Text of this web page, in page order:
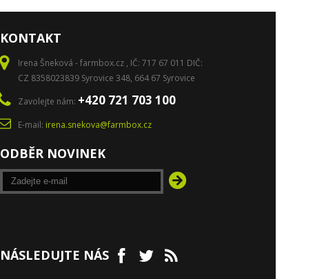
KONTAKT
Irena Šneková - farmbox.cz , IČ: 717 67 011 DIČ:
CZ 8358023839 Syrovice 348, 664 67 Syrovice
Zavolejte nám: +420 721 703 100
E-mail: irena.snekova@farmbox.cz
ODBĚR NOVINEK
NÁSLEDUJTE NÁS